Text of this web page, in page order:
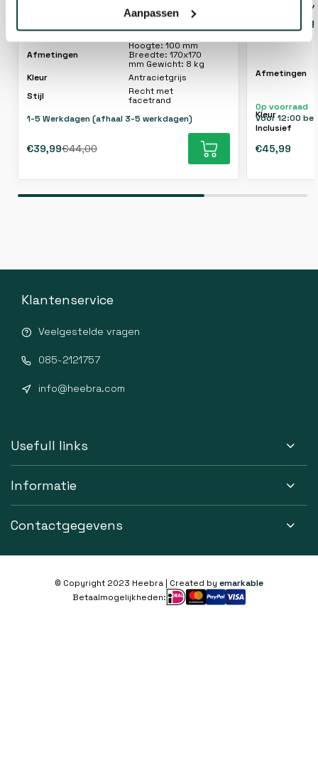
Aanpassen
Betonpoer 170x170x100mm met M16
draadstang en facetrand antraciet
Afmetingen
Hoogte: 100 mm
Breedte: 170x170
mm Gewicht: 8 kg
Kleur
Antracietgrijs
Stijl
Recht met
facetrand
1-5 Werkdagen (afhaal 3-5 werkdagen)
€39,99€44,00
Betonpoer
hoog
Afmetingen
Kleur
Inclusief
Op voorraad
Voor 12:00
€45,99
Klantenservice
Veelgestelde vragen
085-2121757
info@heebra.com
Usefull links
Informatie
Contactgegevens
© Copyright 2023 Heebra | Created by emarkable
Betaalmogelijkheden: